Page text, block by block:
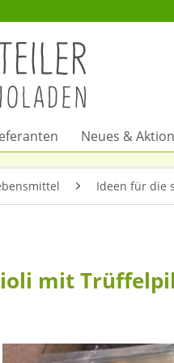
Neues &
Ideen für die
mit